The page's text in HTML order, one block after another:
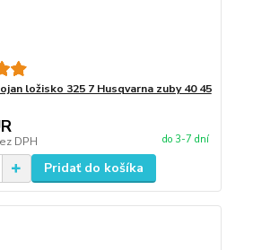
ložisko 325 7 Husqvarna zuby 40 45
DPH do 3-7 dní
Pridať do košíka